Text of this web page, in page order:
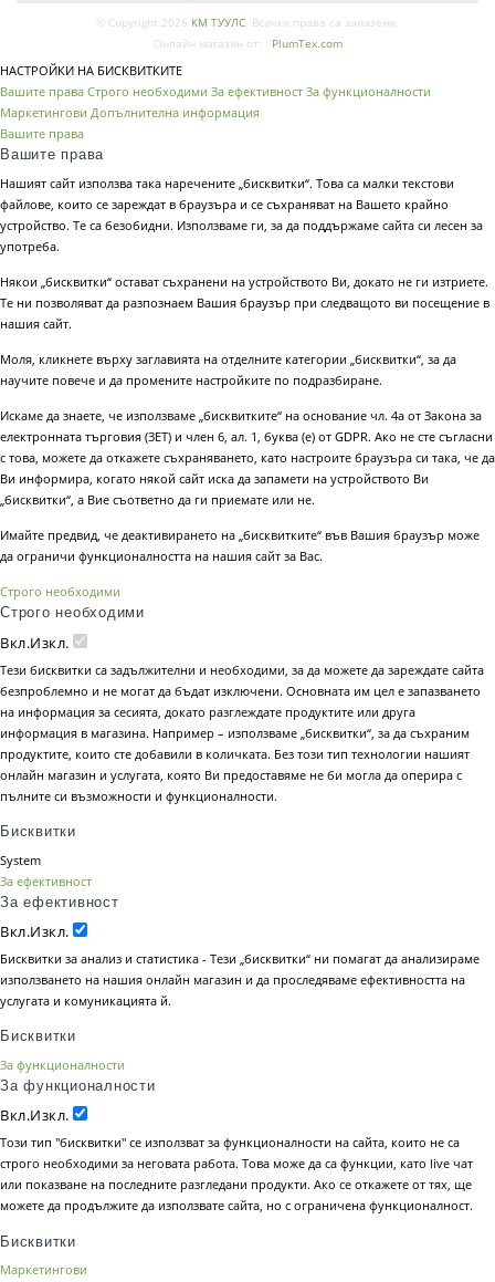
© Copyright 2026 КМ ТУУЛС. Всички права са запазени.
Онлайн магазин от:
PlumTex.com
НАСТРОЙКИ НА БИСКВИТКИТЕ
Вашите права Строго необходими За ефективност За функционалности
Маркетингови Допълнителна информация
Вашите права
Вашите права
Нашият сайт използва така наречените „бисквитки“. Това са малки текстови
файлове, които се зареждат в браузъра и се съхраняват на Вашето крайно
устройство. Те са безобидни. Използваме ги, за да поддържаме сайта си лесен за
употреба.
Някои „бисквитки“ остават съхранени на устройството Ви, докато не ги изтриете.
Те ни позволяват да разпознаем Вашия браузър при следващото ви посещение в
нашия сайт.
Моля, кликнете върху заглавията на отделните категории „бисквитки“, за да
научите повече и да промените настройките по подразбиране.
Искаме да знаете, че използваме „бисквитките“ на основание чл. 4а от Закона за
електронната търговия (ЗЕТ) и член 6, ал. 1, буква (е) от GDPR. Ако не сте съгласни
с това, можете да откажете съхраняването, като настроите браузъра си така, че да
Ви информира, когато някой сайт иска да запамети на устройството Ви
„бисквитки“, а Вие съответно да ги приемате или не.
Имайте предвид, че деактивирането на „бисквитките“ във Вашия браузър може
да ограничи функционалността на нашия сайт за Вас.
Строго необходими
Строго необходими
Вкл.Изкл.
Тези бисквитки са задължителни и необходими, за да можете да зареждате сайта
безпроблемно и не могат да бъдат изключени. Основната им цел е запазването
на информация за сесията, докато разглеждате продуктите или друга
информация в магазина. Например – използваме „бисквитки“, за да съхраним
продуктите, които сте добавили в количката. Без този тип технологии нашият
онлайн магазин и услугата, която Ви предоставяме не би могла да оперира с
пълните си възможности и функционалности.
Бисквитки
System
За ефективност
За ефективност
Вкл.Изкл.
Бисквитки за анализ и статистика - Тези „бисквитки“ ни помагат да анализираме
използването на нашия онлайн магазин и да проследяваме ефективността на
услугата и комуникацията й.
Бисквитки
За функционалности
За функционалности
Вкл.Изкл.
Този тип "бисквитки" се използват за функционалности на сайта, които не са
строго необходими за неговата работа. Това може да са функции, като live чат
или показване на последните разгледани продукти. Ако се откажете от тях, ще
можете да продължите да използвате сайта, но с ограничена функционалност.
Бисквитки
Маркетингови